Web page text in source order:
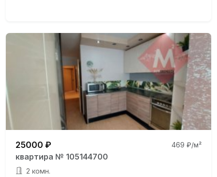
25000 ₽ 469 ₽/м²
квартира № 105144700
2 комн.